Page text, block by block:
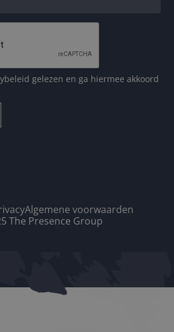
gelezen en ga hiermee akkoord
Algemene voorwaarden
The Presence Group